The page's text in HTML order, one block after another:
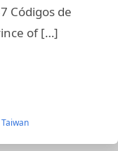
Códigos de
of […]
Taiwan